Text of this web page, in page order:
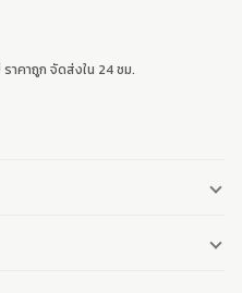
าคาถูก จัดส่งใน 24 ชม.